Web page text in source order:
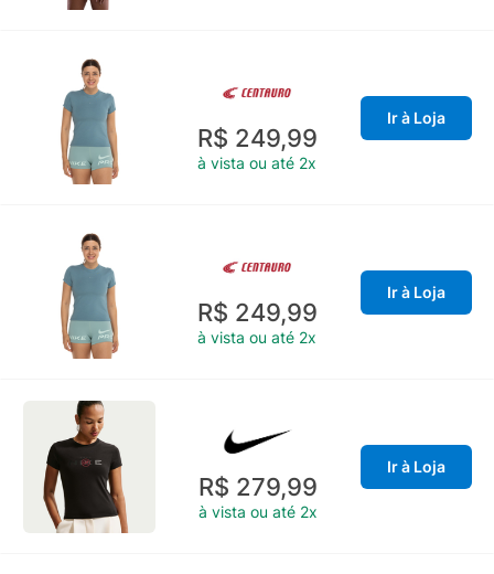
R$ 249,99
à vista ou até 2x
Ir à Loja
R$ 249,99
à vista ou até 2x
Ir à Loja
R$ 279,99
à vista ou até 2x
Ir à Loja